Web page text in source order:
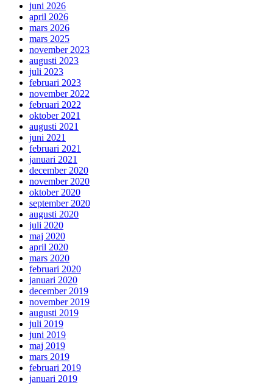
juni 2026
april 2026
mars 2026
mars 2025
november 2023
augusti 2023
juli 2023
februari 2023
november 2022
februari 2022
oktober 2021
augusti 2021
juni 2021
februari 2021
januari 2021
december 2020
november 2020
oktober 2020
september 2020
augusti 2020
juli 2020
maj 2020
april 2020
mars 2020
februari 2020
januari 2020
december 2019
november 2019
augusti 2019
juli 2019
juni 2019
maj 2019
mars 2019
februari 2019
januari 2019